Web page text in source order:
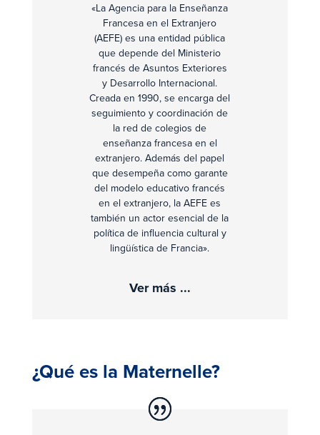
«La Agencia para la Enseñanza
Francesa en el Extranjero
(AEFE) es una entidad pública
que depende del Ministerio
francés de Asuntos Exteriores
y Desarrollo Internacional.
Creada en 1990, se encarga del
seguimiento y coordinación de
la red de colegios de
enseñanza francesa en el
extranjero. Además del papel
que desempeña como garante
del modelo educativo francés
en el extranjero, la AEFE es
también un actor esencial de la
política de influencia cultural y
lingüística de Francia».
Ver más ...
¿Qué es la Maternelle?